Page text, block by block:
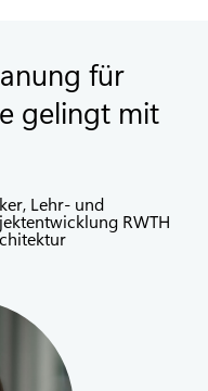
für
gelingt mit
Lehr- und
RWTH